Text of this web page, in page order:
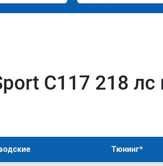
C117 218 лс
Тюнинг*